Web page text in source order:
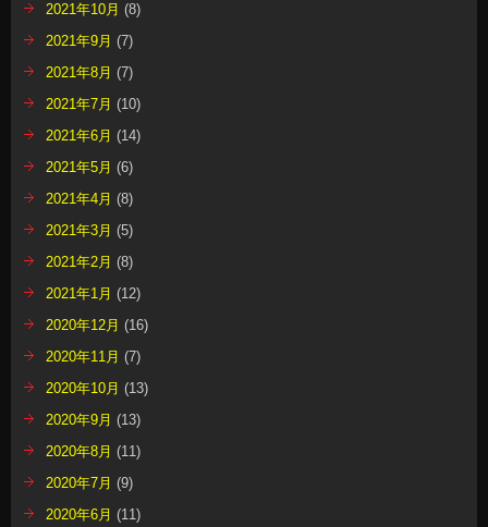
2021年10月 (8)
2021年9月 (7)
2021年8月 (7)
2021年7月 (10)
2021年6月 (14)
2021年5月 (6)
2021年4月 (8)
2021年3月 (5)
2021年2月 (8)
2021年1月 (12)
2020年12月 (16)
2020年11月 (7)
2020年10月 (13)
2020年9月 (13)
2020年8月 (11)
2020年7月 (9)
2020年6月 (11)